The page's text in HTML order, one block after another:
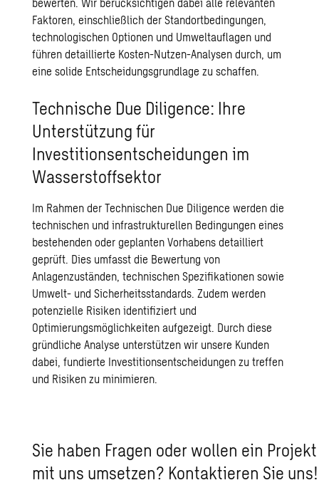
Faktoren, einschließlich der Standortbedingungen,
technologischen Optionen und Umweltauflagen und
führen detaillierte Kosten-Nutzen-Analysen durch, um
eine solide Entscheidungsgrundlage zu schaffen.
Technische Due Diligence: Ihre
Unterstützung für
Investitionsentscheidungen im
Wasserstoffsektor
Im Rahmen der Technischen Due Diligence werden die
technischen und infrastrukturellen Bedingungen eines
bestehenden oder geplanten Vorhabens detailliert
geprüft. Dies umfasst die Bewertung von
Anlagenzuständen, technischen Spezifikationen sowie
Umwelt- und Sicherheitsstandards. Zudem werden
potenzielle Risiken identifiziert und
Optimierungsmöglichkeiten aufgezeigt. Durch diese
gründliche Analyse unterstützen wir unsere Kunden
dabei, fundierte Investitionsentscheidungen zu treffen
und Risiken zu minimieren.
Sie haben Fragen oder wollen ein Projekt
mit uns umsetzen? Kontaktieren Sie uns!